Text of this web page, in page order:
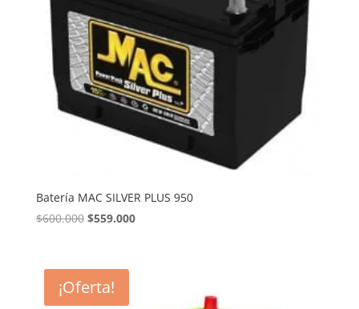
Batería MAC SILVER PLUS 950
$600.000 El
era:
$600.000.
$559.000El
¡Oferta!